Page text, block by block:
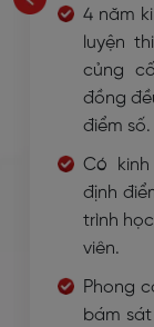
4 năm
luyện
củng
đồng
điểm số.
Có
định
trình
viên.
Phong
bám